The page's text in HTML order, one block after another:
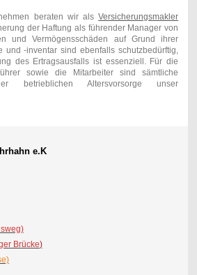
beraten wir alsVersicherungsmakler
der Haftung als führender Manager von
und Vermögensschäden auf Grund ihrer
und -inventar sind ebenfalls schutzbedürftig,
des Ertragsausfalls ist essenziell. Für die
sowie die Mitarbeiter sind sämtliche
betrieblichen Altersvorsorge unser
e.K
Brücke)